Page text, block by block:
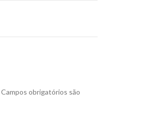
Campos obrigatórios são